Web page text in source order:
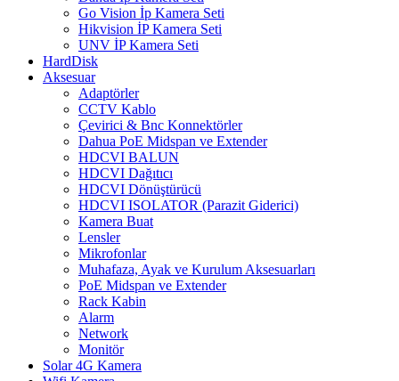
Go Vision İp Kamera Seti
Hikvision İP Kamera Seti
UNV İP Kamera Seti
HardDisk
Aksesuar
Adaptörler
CCTV Kablo
Çevirici & Bnc Konnektörler
Dahua PoE Midspan ve Extender
HDCVI BALUN
HDCVI Dağıtıcı
HDCVI Dönüştürücü
HDCVI ISOLATOR (Parazit Giderici)
Kamera Buat
Lensler
Mikrofonlar
Muhafaza, Ayak ve Kurulum Aksesuarları
PoE Midspan ve Extender
Rack Kabin
Alarm
Network
Monitör
Solar 4G Kamera